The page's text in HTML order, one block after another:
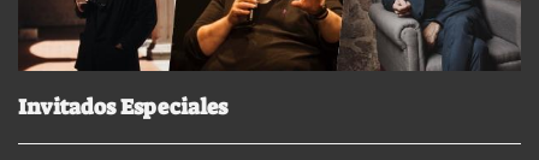
Invitados Especiales